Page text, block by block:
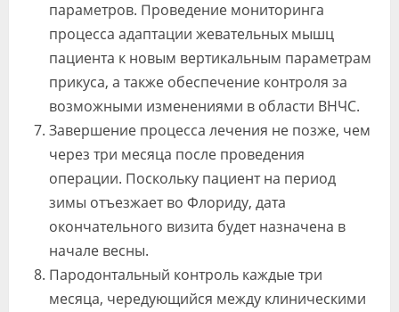
параметров. Проведение мониторинга
процесса адаптации жевательных мышц
пациента к новым вертикальным параметрам
прикуса, а также обеспечение контроля за
возможными изменениями в области ВНЧС.
Завершение процесса лечения не позже, чем
через три месяца после проведения
операции. Поскольку пациент на период
зимы отъезжает во Флориду, дата
окончательного визита будет назначена в
начале весны.
Пародонтальный контроль каждые три
месяца, чередующийся между клиническими